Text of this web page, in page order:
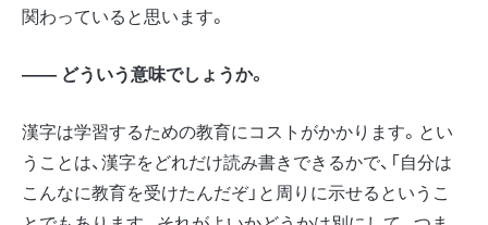
関わっていると思います。
―― どういう意味でしょうか。
漢字は学習するための教育にコストがかかります。とい
うことは、漢字をどれだけ読み書きできるかで、「自分は
こんなに教育を受けたんだぞ」と周りに示せるというこ